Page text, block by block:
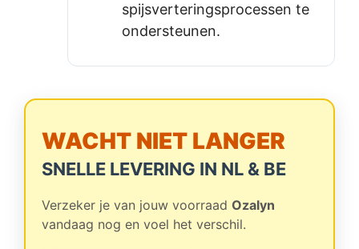
spijsverteringsprocessen te
ondersteunen.
WACHT NIET LANGER
SNELLE LEVERING IN NL & BE
Verzeker je van jouw voorraad Ozalyn
vandaag nog en voel het verschil.